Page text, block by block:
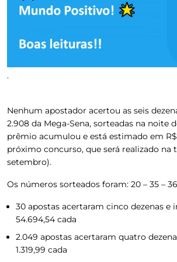
.
Nenhum apostador acertou as seis
2.908 da Mega-Sena, sorteadas na noite
prêmio acumulou e está estimado em
próximo concurso, que será realizado na
setembro).
Os números sorteados foram: 20 – 35 –
30 apostas acertaram cinco dezenas e
54.694,54 cada
2.049 apostas acertaram quatro
1.319,99 cada